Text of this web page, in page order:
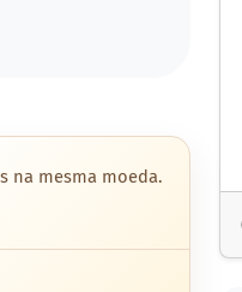
na mesma moeda.